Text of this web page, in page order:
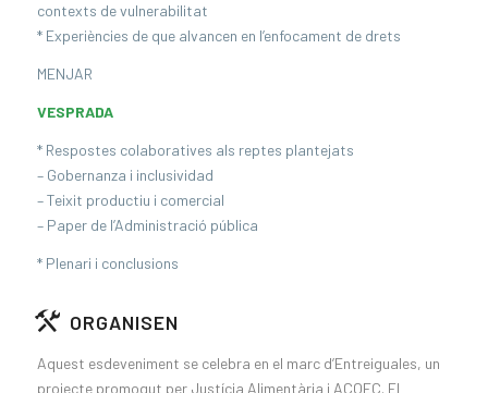
contexts de vulnerabilitat
* Experiències de que alvancen en l’enfocament de drets
MENJAR
VESPRADA
* Respostes colaboratives als reptes plantejats
– Gobernanza i inclusividad
– Teixit productiu i comercial
– Paper de l’Administració pública
* Plenari i conclusions
ORGANISEN
Aquest esdeveniment se celebra en el marc d’Entreiguales, un
projecte promogut per Justícia Alimentària i ACOEC. El